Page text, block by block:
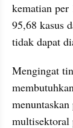
kematian per
95,68 kasus
tidak dapat
Mengingat
multisektoral